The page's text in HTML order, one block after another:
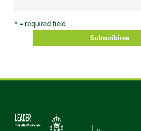
* = required field